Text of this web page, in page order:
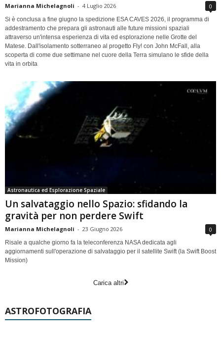
Marianna Michelagnoli - 4 Luglio 2026 0
Si è conclusa a fine giugno la spedizione ESA CAVES 2026, il programma di
addestramento che prepara gli astronauti alle future missioni spaziali
attraverso un'intensa esperienza di vita ed esplorazione nelle Grotte del
Matese. Dall'isolamento sotterraneo al progetto Fly! con John McFall, alla
scoperta di come due settimane nel cuore della Terra simulano le sfide della
vita in orbita
Astronautica ed Esplorazione Spaziale
Un salvataggio nello Spazio: sfidando la
gravità per non perdere Swift
Marianna Michelagnoli - 23 Giugno 2026 0
Risale a qualche giorno fa la teleconferenza NASA dedicata agli
aggiornamenti sull'operazione di salvataggio per il satellite Swift (la Swift Boost
Mission)
Carica altri
ASTROFOTOGRAFIA